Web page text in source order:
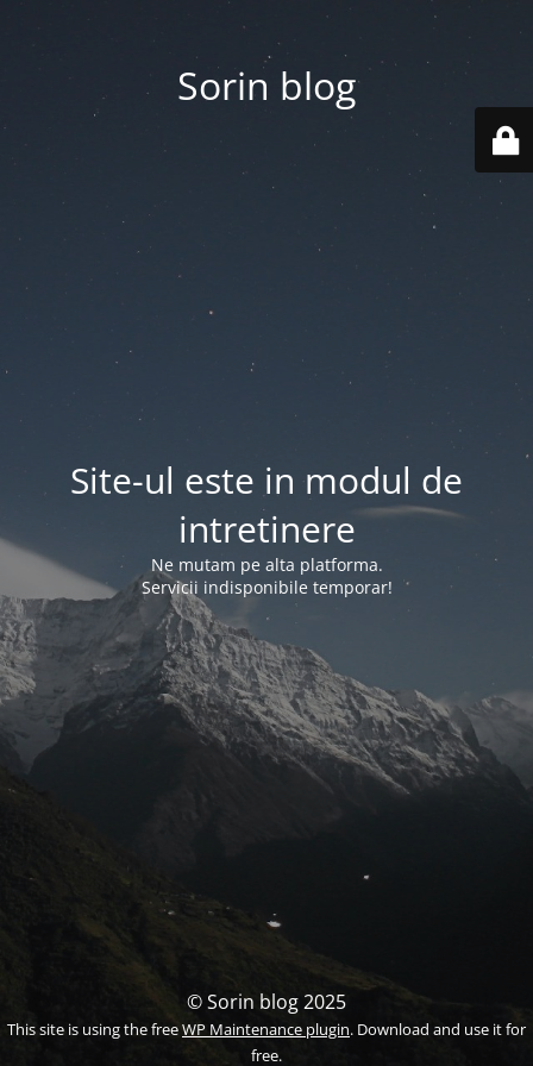
Sorin blog
Site-ul este in modul de
intretinere
Ne mutam pe alta platforma.
Servicii indisponibile temporar!
© Sorin blog 2025
This site is using the freeWP Maintenance plugin. Download and use it for
free.